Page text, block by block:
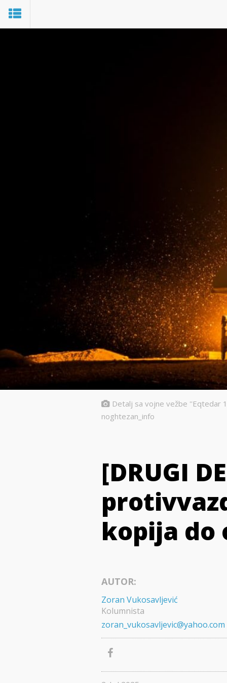
Detalj sa vojne vežbe ''Eqtedar
noghtezan_info
[DRUGI
kopija do
AUTOR:
Zoran Vukosavljević
Kolumnista
zoran_vukosavljevic@yahoo.com